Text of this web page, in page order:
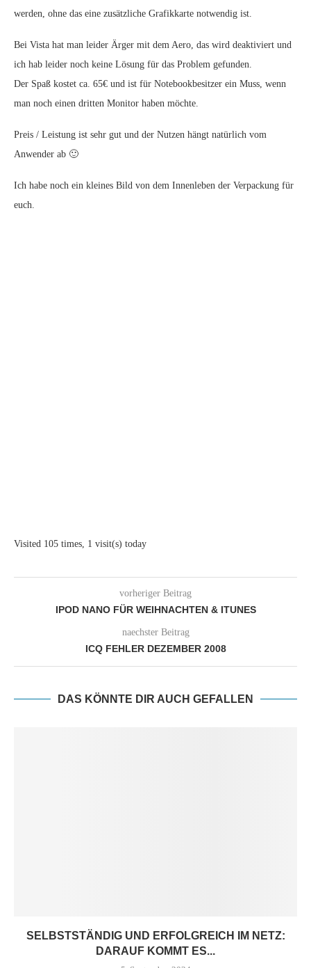
werden, ohne das eine zusätzliche Grafikkarte notwendig ist.
Bei Vista hat man leider Ärger mit dem Aero, das wird deaktiviert und
ich hab leider noch keine Lösung für das Problem gefunden.
Der Spaß kostet ca. 65€ und ist für Notebookbesitzer ein Muss, wenn
man noch einen dritten Monitor haben möchte.
Preis / Leistung ist sehr gut und der Nutzen hängt natürlich vom
Anwender ab 🙂
Ich habe noch ein kleines Bild von dem Innenleben der Verpackung für
euch.
Visited 105 times, 1 visit(s) today
vorheriger Beitrag
IPOD NANO FÜR WEIHNACHTEN & ITUNES
naechster Beitrag
ICQ FEHLER DEZEMBER 2008
DAS KÖNNTE DIR AUCH GEFALLEN
SELBSTSTÄNDIG UND ERFOLGREICH IM NETZ:
DARAUF KOMMT ES...